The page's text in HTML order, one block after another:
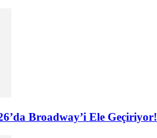
Broadway’i Ele Geçiriyor!